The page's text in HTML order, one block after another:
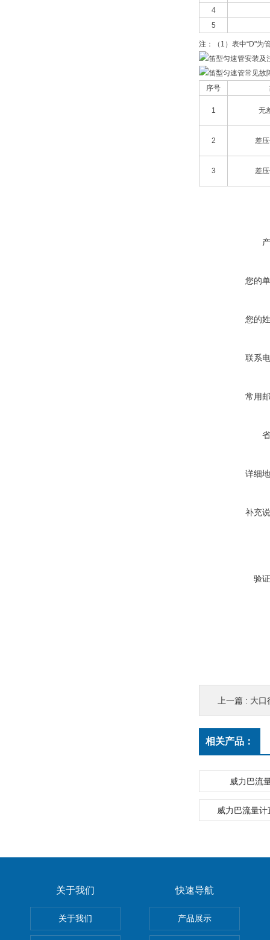
4
5
注：（1）表中“D"为
序号
1 无
2 差
3 差
您的
您的
联系
常用
详细
补充
验
上一篇 : 大口
相关产品：
威力巴流
威力巴流量
关于我们
关于我们
快速导航
产品展示